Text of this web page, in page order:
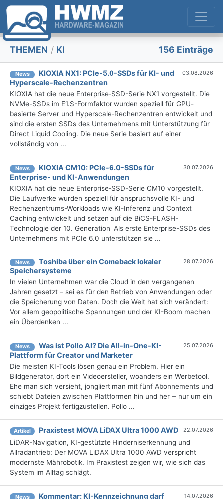
THEMEN / KI 156 Einträge
News
KIOXIA NX1: PCIe-5.0-SSDs für KI- und
Hyperscale-Rechenzentren
03.08.2026
KIOXIA hat die neue Enterprise-SSD-Serie NX1 vorgestellt. Die
NVMe-SSDs im E1.S-Formfaktor wurden speziell für GPU-
basierte Server und Hyperscale-Rechenzentren entwickelt und
sind die ersten SSDs des Unternehmens mit Unterstützung für
Direct Liquid Cooling. Die neue Serie basiert auf einer
vollständig von ...
News
KIOXIA CM10: PCIe-6.0-SSDs für
Enterprise- und KI-Anwendungen
30.07.2026
KIOXIA hat die neue Enterprise-SSD-Serie CM10 vorgestellt.
Die Laufwerke wurden speziell für anspruchsvolle KI- und
Rechenzentrums-Workloads wie KI-Inferenz und Context
Caching entwickelt und setzen auf die BiCS-FLASH-
Technologie der 10. Generation. Als erste Enterprise-SSDs des
Unternehmens mit PCIe 6.0 unterstützen sie ...
News
Toshiba über ein Comeback lokaler
Speichersysteme
28.07.2026
In vielen Unternehmen war die Cloud in den vergangenen
Jahren gesetzt – sei es für den Betrieb von Anwendungen oder
die Speicherung von Daten. Doch die Welt hat sich verändert:
Vor allem geopolitische Spannungen und der KI-Boom machen
ein Überdenken ...
News
Was ist Pollo AI? Die All-in-One-KI-
Plattform für Creator und Marketer
25.07.2026
Die meisten KI-Tools lösen genau ein Problem. Hier ein
Bildgenerator, dort ein Videoersteller, woanders ein Werbetool.
Ehe man sich versieht, jongliert man mit fünf Abonnements und
schiebt Dateien zwischen Plattformen hin und her ‒ nur um ein
einziges Projekt fertigzustellen. Pollo ...
Artikel Praxistest MOVA LiDAX Ultra 1000 AWD 22.07.2026
LiDAR-Navigation, KI-gestützte Hinderniserkennung und
Allradantrieb: Der MOVA LiDAX Ultra 1000 AWD verspricht
modernste Mährobotik. Im Praxistest zeigen wir, wie sich das
System im Alltag schlägt.
News
Kommentar: KI-Kennzeichnung darf
14.07.2026